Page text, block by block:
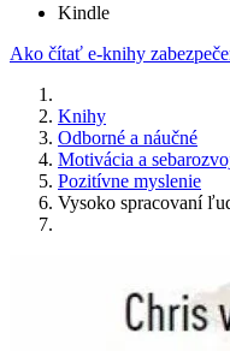
Kindle
Ako čítať e-knihy
Knihy
Odborné a náučné
Motivácia a
Pozitívne myslenie
Vysoko spracovaní